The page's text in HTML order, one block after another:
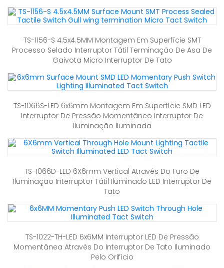
TS-1156-S 4.5x4.5MM Montagem Em Superfície SMT
Processo Selado Interruptor Tátil Terminação De Asa De
Gaivota Micro Interruptor De Tato
TS-1066S-LED 6x6mm Montagem Em Superfície SMD LED
Interruptor De Pressão Momentâneo Interruptor De
Iluminação Iluminada
TS-1066D-LED 6X6mm Vertical Através Do Furo De
Iluminação Interruptor Tátil Iluminado LED Interruptor De
Tato
TS-1022-TH-LED 6x6MM Interruptor LED De Pressão
Momentânea Através Do Interruptor De Tato Iluminado
Pelo Orifício